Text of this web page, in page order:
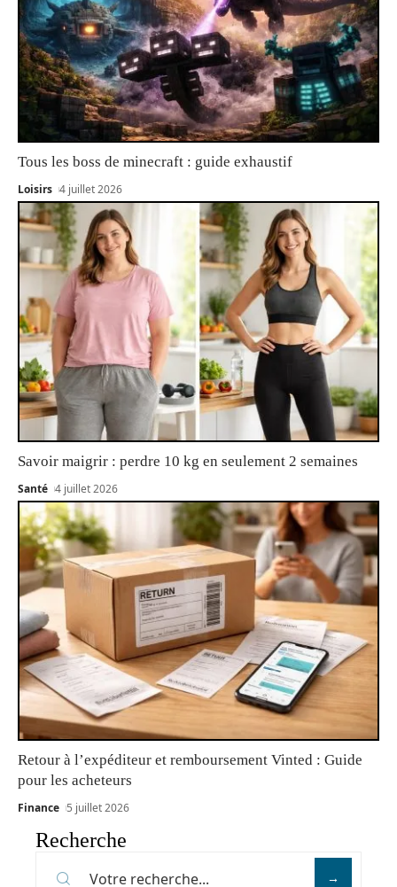
Tous les boss de minecraft : guide exhaustif
Loisirs 4 juillet 2026
Savoir maigrir : perdre 10 kg en seulement 2 semaines
Santé 4 juillet 2026
Retour à l’expéditeur et remboursement Vinted : Guide
pour les acheteurs
Finance 5 juillet 2026
Recherche